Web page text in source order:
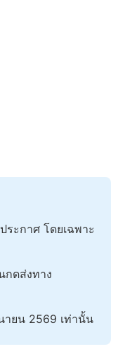
ะกาศ โดยเฉพาะ
กดส่งทาง
ยน 2569 เท่านั้น